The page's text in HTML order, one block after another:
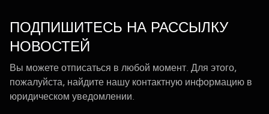
ПОДПИШИТЕСЬ НА РАССЫЛКУ
НОВОСТЕЙ
Вы можете отписаться в любой момент. Для этого,
пожалуйста, найдите нашу контактную информацию в
юридическом уведомлении.